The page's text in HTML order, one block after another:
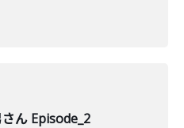
ん Episode_2